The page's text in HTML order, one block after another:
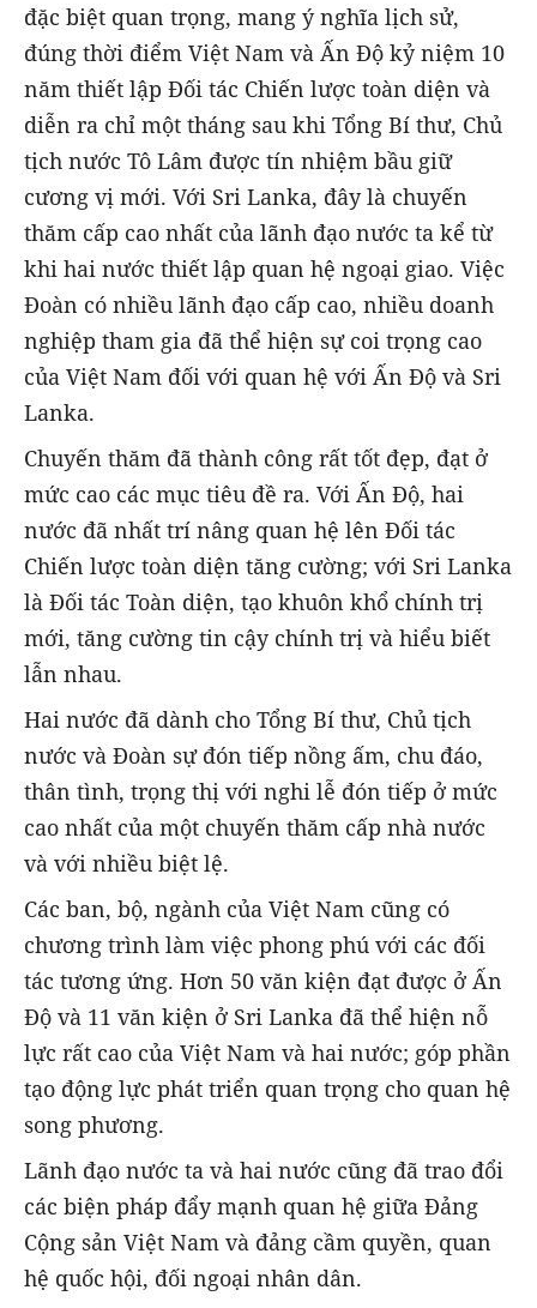
đặc biệt quan trọng, mang ý nghĩa lịch sử,
đúng thời điểm Việt Nam và Ấn Độ kỷ niệm 10
năm thiết lập Đối tác Chiến lược toàn diện và
diễn ra chỉ một tháng sau khi Tổng Bí thư, Chủ
tịch nước Tô Lâm được tín nhiệm bầu giữ
cương vị mới. Với Sri Lanka, đây là chuyến
thăm cấp cao nhất của lãnh đạo nước ta kể từ
khi hai nước thiết lập quan hệ ngoại giao. Việc
Đoàn có nhiều lãnh đạo cấp cao, nhiều doanh
nghiệp tham gia đã thể hiện sự coi trọng cao
của Việt Nam đối với quan hệ với Ấn Độ và Sri
Lanka.
Chuyến thăm đã thành công rất tốt đẹp, đạt ở
mức cao các mục tiêu đề ra. Với Ấn Độ, hai
nước đã nhất trí nâng quan hệ lên Đối tác
Chiến lược toàn diện tăng cường; với Sri Lanka
là Đối tác Toàn diện, tạo khuôn khổ chính trị
mới, tăng cường tin cậy chính trị và hiểu biết
lẫn nhau.
Hai nước đã dành cho Tổng Bí thư, Chủ tịch
nước và Đoàn sự đón tiếp nồng ấm, chu đáo,
thân tình, trọng thị với nghi lễ đón tiếp ở mức
cao nhất của một chuyến thăm cấp nhà nước
và với nhiều biệt lệ.
Các ban, bộ, ngành của Việt Nam cũng có
chương trình làm việc phong phú với các đối
tác tương ứng. Hơn 50 văn kiện đạt được ở Ấn
Độ và 11 văn kiện ở Sri Lanka đã thể hiện nỗ
lực rất cao của Việt Nam và hai nước; góp phần
tạo động lực phát triển quan trọng cho quan hệ
song phương.
Lãnh đạo nước ta và hai nước cũng đã trao đổi
các biện pháp đẩy mạnh quan hệ giữa Đảng
Cộng sản Việt Nam và đảng cầm quyền, quan
hệ quốc hội, đối ngoại nhân dân.